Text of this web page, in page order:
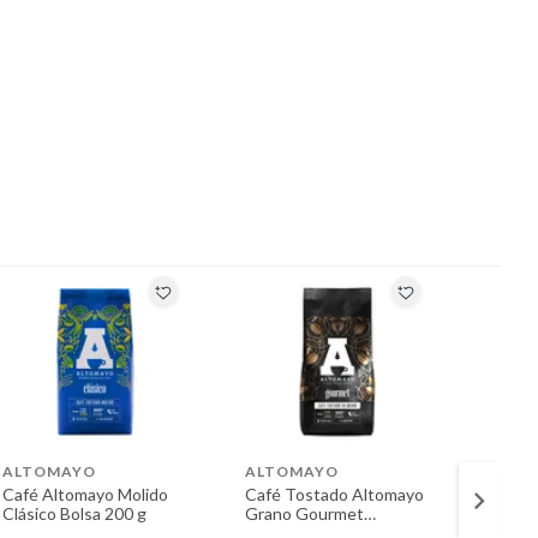
ALTOMAYO
Café Altomayo Molido
Clásico Bolsa 200 g
ALTOMAYO
Café Tostado Altomayo
Grano Gourmet